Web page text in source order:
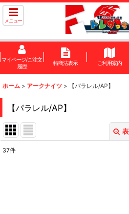
メニュー
マイページ/ご注文
履歴
特商法表示 ご利用案内
ホーム > アークナイツ > 【パラレル/AP】
【パラレル/AP】
37件